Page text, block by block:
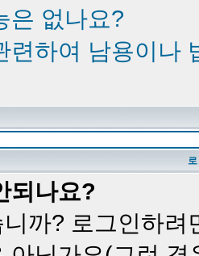
은 없나요?
련하여 남용이나
되나요?
까? 로그인하